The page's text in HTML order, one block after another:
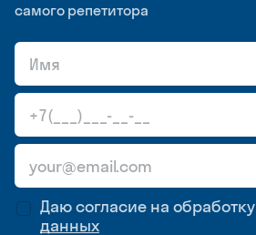
самого репетитора
Даю согласие на обработку
данных